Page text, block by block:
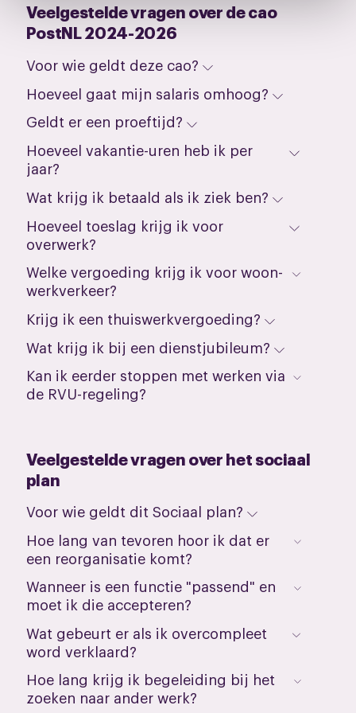
het ronde cookie-instellingenicoontje linksonder op de
pagina.
Veelgestelde vragen over de cao
PostNL 2024-2026
Voor wie geldt deze cao?
Hoeveel gaat mijn salaris omhoog?
Geldt er een proeftijd?
Hoeveel vakantie-uren heb ik per
jaar?
Wat krijg ik betaald als ik ziek ben?
Hoeveel toeslag krijg ik voor
overwerk?
Welke vergoeding krijg ik voor woon-
werkverkeer?
Krijg ik een thuiswerkvergoeding?
Wat krijg ik bij een dienstjubileum?
Kan ik eerder stoppen met werken via
de RVU-regeling?
Veelgestelde vragen over het sociaal
plan
Voor wie geldt dit Sociaal plan?
Hoe lang van tevoren hoor ik dat er
een reorganisatie komt?
Wanneer is een functie "passend" en
moet ik die accepteren?
Wat gebeurt er als ik overcompleet
word verklaard?
Hoe lang krijg ik begeleiding bij het
zoeken naar ander werk?